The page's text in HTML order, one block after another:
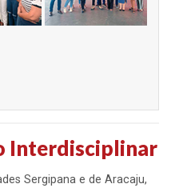
Interdisciplinar
Sergipana e de Aracaju,